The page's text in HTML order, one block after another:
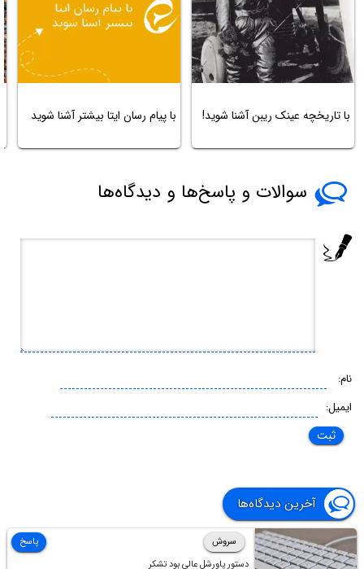
با تاریخچه عینک ریبن آشنا شوید! با پیام رسان ایتا بیشتر آشنا شوید
سوالات و پاسخ‌ها و دیدگاه‌ها
نام:
ایمیل:
آخرین دیدگاه‌ها
سروش
دستور پاورشل عالی بود تشکر
پاسخ